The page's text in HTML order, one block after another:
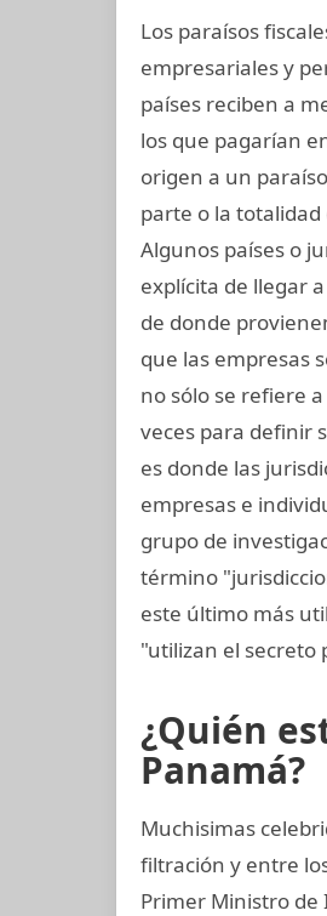
Los paraísos
empresariales y
países reciben a
los que pagarían
origen a un
parte o la
Algunos países o
explícita de llegar
de donde
que las empresas
no sólo se refiere
veces para definir
es donde las
empresas e
grupo de
término
este último más
"utilizan el secreto
¿Quién
Panamá?
Muchisimas
filtración y entre
Primer Ministro de